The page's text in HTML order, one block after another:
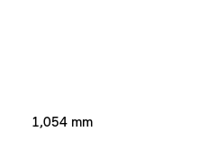
1,054 mm